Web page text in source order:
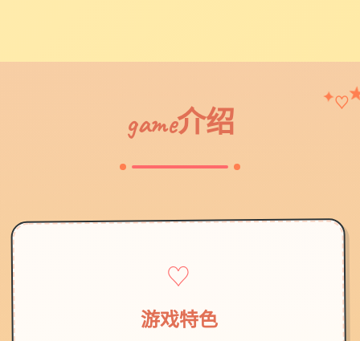
game介绍
✦♡
♡
游戏特色